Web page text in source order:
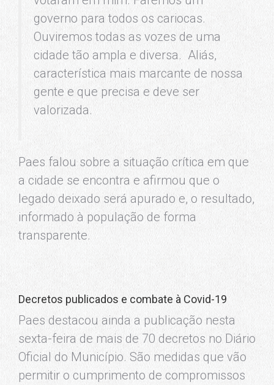
governo para todos os cariocas.
Ouviremos todas as vozes de uma
cidade tão ampla e diversa. Aliás,
característica mais marcante de nossa
gente e que precisa e deve ser
valorizada.
Paes falou sobre a situação crítica em que
a cidade se encontra e afirmou que o
legado deixado será apurado e, o resultado,
informado à população de forma
transparente.
Decretos publicados e combate à Covid-19
Paes destacou ainda a publicação nesta
sexta-feira de mais de 70 decretos no Diário
Oficial do Município. São medidas que vão
permitir o cumprimento de compromissos